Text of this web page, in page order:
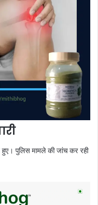
हुए। पुलिस मामले की जांच कर रही